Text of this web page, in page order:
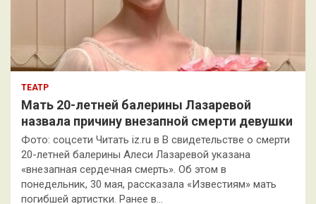
ТЕАТР
Мать 20-летней балерины Лазаревой
назвала причину внезапной смерти девушки
Фото: соцсети Читать iz.ru в В свидетельстве о смерти
20-летней балерины Алеси Лазаревой указана
«внезапная сердечная смерть». Об этом в
понедельник, 30 мая, рассказала «Известиям» мать
погибшей артистки. Ранее в…